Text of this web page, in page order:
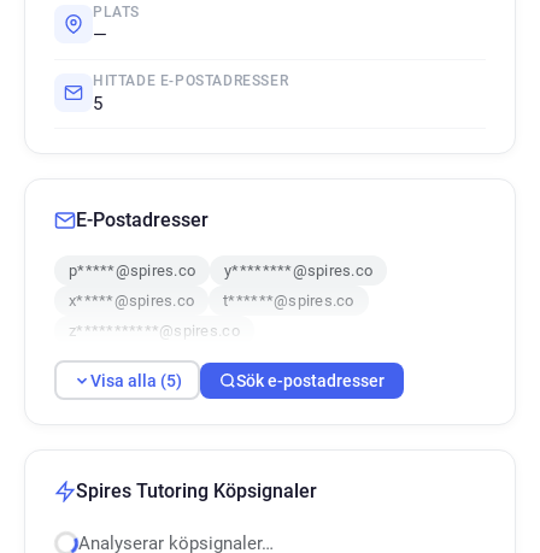
PLATS
—
HITTADE E-POSTADRESSER
5
E-Postadresser
p*****@spires.co
y********@spires.co
x*****@spires.co
t******@spires.co
z***********@spires.co
Visa alla (5) Sök e-postadresser
Spires Tutoring Köpsignaler
Analyserar köpsignaler…